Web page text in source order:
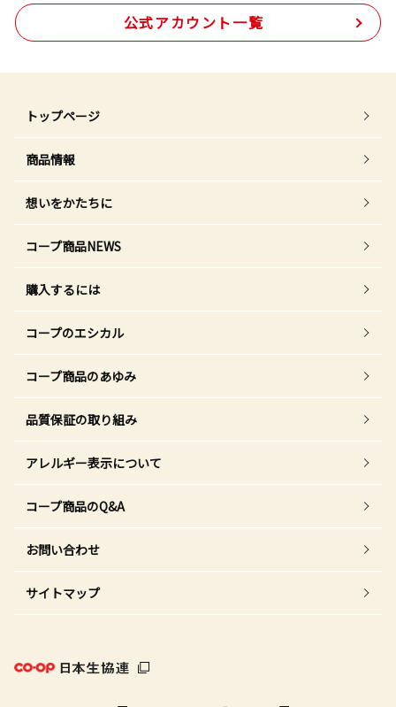
公式アカウント一覧
トップページ
商品情報
想いをかたちに
コープ商品NEWS
購入するには
コープのエシカル
コープ商品のあゆみ
品質保証の取り組み
アレルギー表示について
コープ商品のQ&A
お問い合わせ
サイトマップ